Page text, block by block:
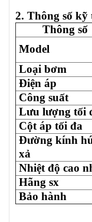
2. Thông số
Thông số
Model
Loại bơm
Điện áp
Công suất
Lưu lượng tối
Cột áp tối đa
Đường kính
xả
Nhiệt độ cao
Hãng sx
Bảo hành